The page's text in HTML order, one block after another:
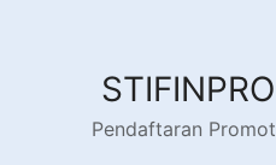
Pendaftaran